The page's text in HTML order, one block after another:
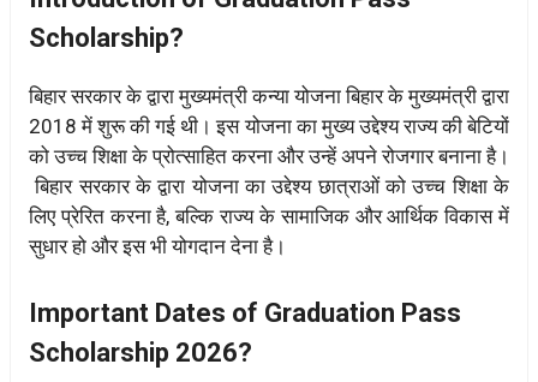
Scholarship?
बिहार सरकार के द्वारा मुख्यमंत्री कन्या योजना बिहार के मुख्यमंत्री द्वारा
2018 में शुरू की गई थी। इस योजना का मुख्य उद्देश्य राज्य की बेटियों
को उच्च शिक्षा के प्रोत्साहित करना और उन्हें अपने रोजगार बनाना है।
बिहार सरकार के द्वारा योजना का उद्देश्य छात्राओं को उच्च शिक्षा के
लिए प्रेरित करना है, बल्कि राज्य के सामाजिक और आर्थिक विकास में
सुधार हो और इस भी योगदान देना है।
Important Dates of Graduation Pass
Scholarship 2026?